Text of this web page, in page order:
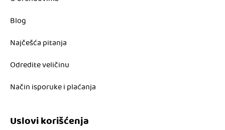
Blog
Najčešća pitanja
Odredite veličinu
Način isporuke i plaćanja
Uslovi korišćenja